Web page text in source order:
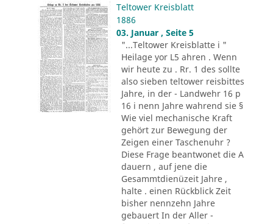
Teltower Kreisblatt
1886
03. Januar , Seite 5
"...Teltower Kreisblatte i "
Heilage yor L5 ahren . Wenn
wir heute zu . Rr. 1 des sollte
also sieben teltower reisbittes
Jahre, in der - Landwehr 16 p
16 i nenn Jahre wahrend sie §
Wie viel mechanische Kraft
gehört zur Bewegung der
Zeigen einer Taschenuhr ?
Diese Frage beantwonet die A
dauern , auf jene die
Gesammtdienüzeit Jahre ,
halte . einen Rückblick Zeit
bisher nennzehn Jahre
gebauert In der Aller -